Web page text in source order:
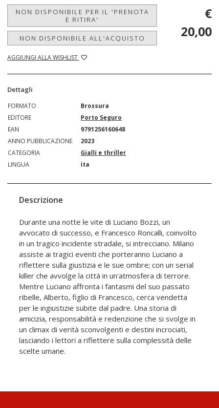
NON DISPONIBILE PER IL 'PRENOTA
E RITIRA'
NON DISPONIBILE ALL'ACQUISTO
AGGIUNGI ALLA WISHLIST
€
20,00
Dettagli
FORMATO
Brossura
EDITORE
Porto Seguro
EAN
9791256160648
ANNO PUBBLICAZIONE
2023
CATEGORIA
Gialli e thriller
LINGUA
ita
Descrizione
Durante una notte le vite di Luciano Bozzi, un
avvocato di successo, e Francesco Roncalli, coinvolto
in un tragico incidente stradale, si intrecciano. Milano
assiste ai tragici eventi che porteranno Luciano a
riflettere sulla giustizia e le sue ombre; con un serial
killer che avvolge la città in un'atmosfera di terrore.
Mentre Luciano affronta i fantasmi del suo passato
ribelle, Alberto, figlio di Francesco, cerca vendetta
per le ingiustizie subite dal padre. Una storia di
amicizia, responsabilità e redenzione che si svolge in
un climax di verità sconvolgenti e destini incrociati,
lasciando i lettori a riflettere sulla complessità delle
scelte umane.